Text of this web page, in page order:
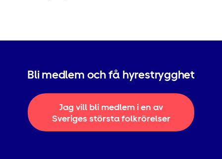
Bli medlem och få hyrestrygghet
Jag vill bli medlem i en av
Sveriges största folkrörelser